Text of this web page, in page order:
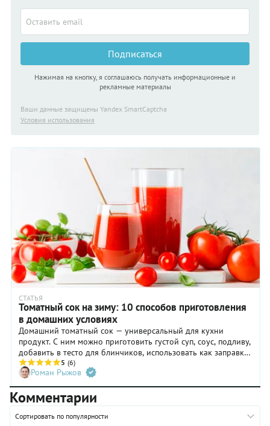
Подписаться
Нажимая на кнопку, я соглашаюсь получать информационные и
рекламные материалы
Ваши данные защищены Yandex SmartCaptcha
Условия использования
СТАТЬЯ
Томатный сок на зиму: 10 способов приготовления
в домашних условиях
Домашний томатный сок — универсальный для кухни
продукт. С ним можно приготовить густой суп, соус, подливу,
добавить в тесто для блинчиков, использовать как заправку
для окрошки и просто пить в свое удовольствие. Расскажем,
как приготовить томатный сок на зиму, и поделимся
коллекцией рецептов.
5 (6)
Роман Рыжов
Комментарии
Сортировать по популярности